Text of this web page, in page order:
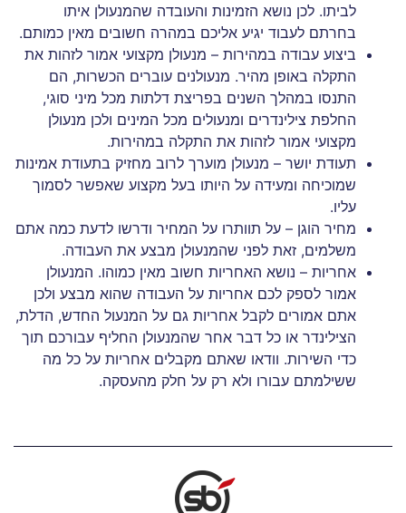
לביתו. לכן נושא הזמינות והעובדה שהמנעולן איתו
בחרתם לעבוד יגיע אליכם במהרה חשובים מאין כמותם.
ביצוע עבודה במהירות – מנעולן מקצועי אמור לזהות את
התקלה באופן מהיר. מנעולנים עוברים הכשרות, הם
התנסו במהלך השנים בפריצת דלתות מכל מיני סוגי,
החלפת צילינדרים ומנעולים מכל המינים ולכן מנעולן
מקצועי אמור לזהות את התקלה במהירות.
תעודת יושר – מנעולן מוערך לרוב מחזיק בתעודת אמינות
שמוכיחה ומעידה על היותו בעל מקצוע שאפשר לסמוך
עליו.
מחיר הוגן – על תוותרו על המחיר ודרשו לדעת כמה אתם
משלמים, זאת לפני שהמנעולן מבצע את העבודה.
אחריות – נושא האחריות חשוב מאין כמוהו. המנעולן
אמור לספק לכם אחריות על העבודה שהוא מבצע ולכן
אתם אמורים לקבל אחריות גם על המנעול החדש, הדלת,
הצילינדר או כל דבר אחר שהמנעולן החליף עבורכם תוך
כדי השירות. וודאו שאתם מקבלים אחריות על כל מה
ששילמתם עבורו ולא רק על חלק מהעסקה.